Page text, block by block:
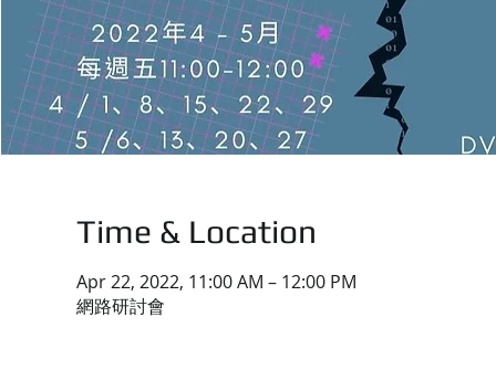
Time & Location
Apr 22, 2022, 11:00 AM – 12:00 PM
網路研討會